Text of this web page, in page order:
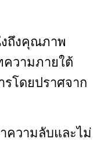
ถึงคุณภาพ
วามภายใต้
รโดยปราศจาก
ความลับและไม่